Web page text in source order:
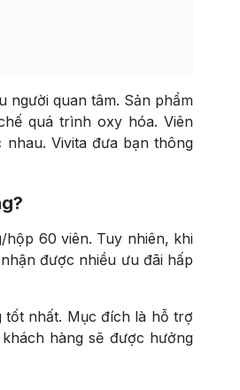
người quan tâm. Sản phẩm
quá trình oxy hóa. Viên
Vivita đưa bạn thông
60 viên. Tuy nhiên, khi
được nhiều ưu đãi hấp
tốt nhất. Mục đích là hỗ trợ
hàng sẽ được hưởng